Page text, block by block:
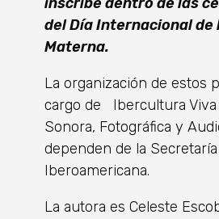
del Día Internacional de
Materna.
La organización de estos
cargo de Ibercultura
Sonora, Fotográfica y
dependen de la
Iberoamericana.
La autora es Celeste